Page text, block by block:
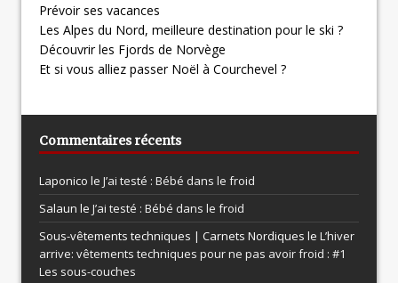
Prévoir ses vacances
Les Alpes du Nord, meilleure destination pour le ski ?
Découvrir les Fjords de Norvège
Et si vous alliez passer Noël à Courchevel ?
Commentaires récents
Laponico le J’ai testé : Bébé dans le froid
Salaun le J’ai testé : Bébé dans le froid
Sous-vêtements techniques | Carnets Nordiques le L’hiver
arrive: vêtements techniques pour ne pas avoir froid : #1
Les sous-couches